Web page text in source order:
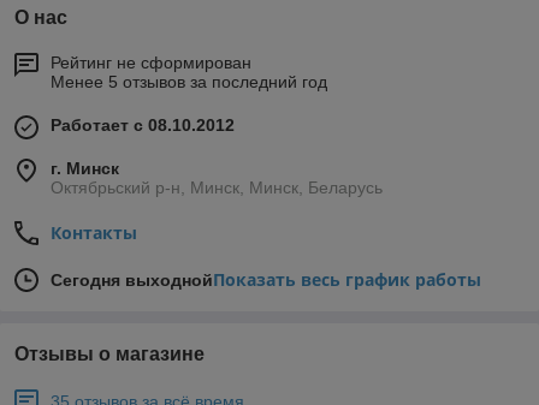
О нас
Рейтинг не сформирован
Менее 5 отзывов за последний год
Работает с 08.10.2012
г. Минск
Октябрьский р-н, Минск, Минск, Беларусь
Контакты
Сегодня выходнойПоказать весь график работы
Отзывы о магазине
35 отзывов за всё время